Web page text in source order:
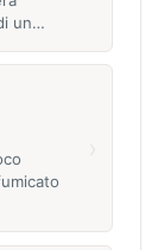
un…